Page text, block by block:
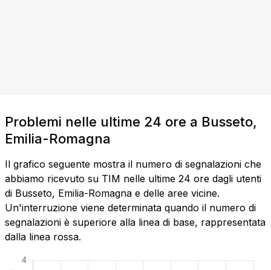
Problemi nelle ultime 24 ore a Busseto,
Emilia-Romagna
Il grafico seguente mostra il numero di segnalazioni che
abbiamo ricevuto su TIM nelle ultime 24 ore dagli utenti
di Busseto, Emilia-Romagna e delle aree vicine.
Un'interruzione viene determinata quando il numero di
segnalazioni è superiore alla linea di base, rappresentata
dalla linea rossa.